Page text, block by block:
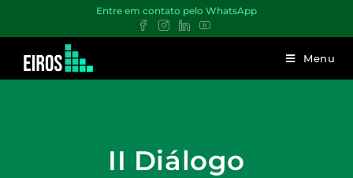
Entre em contato pelo WhatsApp
Menu
II Diálogo